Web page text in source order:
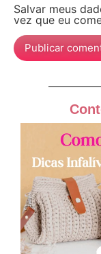
Salvar meus
vez que eu